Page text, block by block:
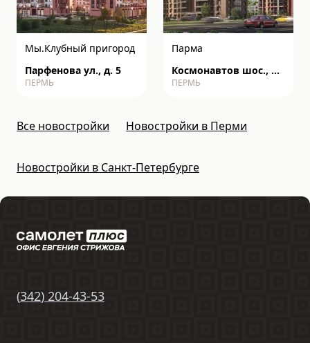
Мы.Клубный пригород
Парфенова ул., д. 5
ПЕРМЬ
Парма
Космонавтов шос., д.
162к
ПЕРМЬ
Все новостройки Новостройки в Перми
Новостройки в Санкт-Петербурге
(342) 204-43-53